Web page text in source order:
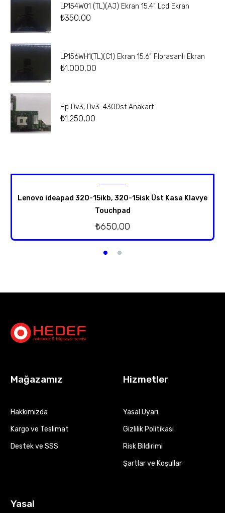
LP154W01 (TL)(AJ) Ekran 15.4” Lcd Ekran
₺350,00
LP156WH1(TL)(C1) Ekran 15.6” Florasanlı Ekran
₺1.000,00
Hp Dv3, Dv3-4300st Anakart
₺1.250,00
Lenovo ideapad 320-15ikb, 320-15isk Üst Kasa Klavye
Touchpad
₺650,00
Mağazamız
Hakkımızda
Kargo ve Teslimat
Destek ve SSS
Hizmetler
Yasal Uyarı
Gizlilik Politikası
Risk Bildirimi
Şartlar ve Koşullar
Yasal